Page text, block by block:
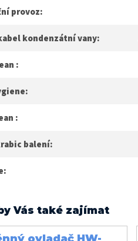
provoz:
kondenzátní vany:
:
:
balení:
Vás také zajímat